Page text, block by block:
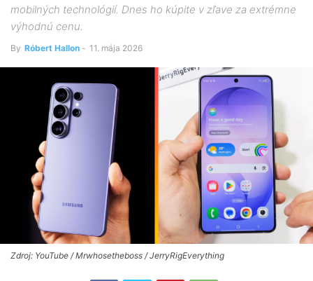
mobilných technológií. Dnes ho kúpite v zľave za extrémne
výhodnú cenu.
By Róbert Hallon - 11. mája 2026
Zdroj: YouTube / Mrwhosetheboss / JerryRigEverything